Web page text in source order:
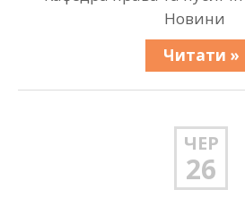
Новини
Читати »
ЧЕР
26